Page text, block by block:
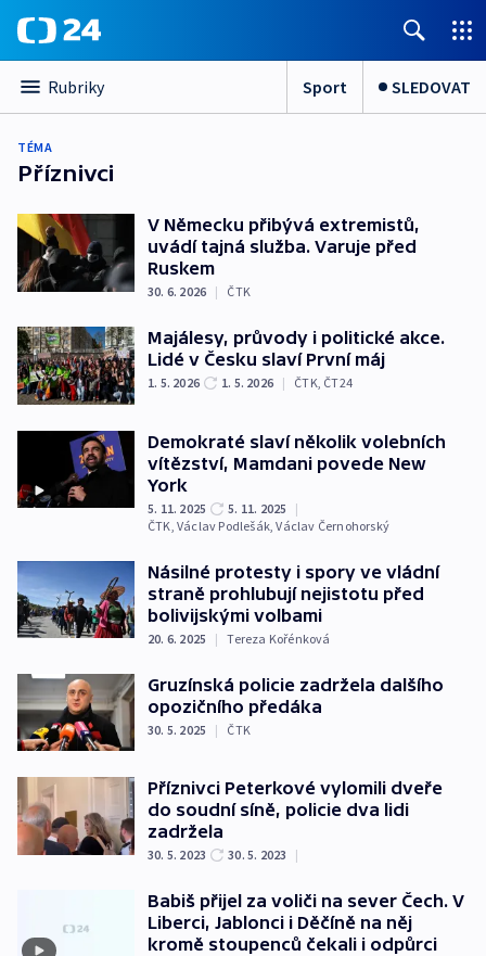
Rubriky Sport SLEDOVAT
TÉMA
Příznivci
V Německu přibývá extremistů,
uvádí tajná služba. Varuje před
Ruskem
30. 6. 2026 | ČTK
Majálesy, průvody i politické akce.
Lidé v Česku slaví První máj
1. 5. 2026 1. 5. 2026 | ČTK, ČT24
Demokraté slaví několik volebních
vítězství, Mamdani povede New
York
5. 11. 2025 5. 11. 2025
|
ČTK ,Václav Podlešák ,Václav Černohorský
Násilné protesty i spory ve vládní
straně prohlubují nejistotu před
bolivijskými volbami
20. 6. 2025 | Tereza Kořénková
Gruzínská policie zadržela dalšího
opozičního předáka
30. 5. 2025 | ČTK
Příznivci Peterkové vylomili dveře
do soudní síně, policie dva lidi
zadržela
30. 5. 2023 30. 5. 2023 |
Babiš přijel za voliči na sever Čech. V
Liberci, Jablonci i Děčíně na něj
kromě stoupenců čekali i odpůrci